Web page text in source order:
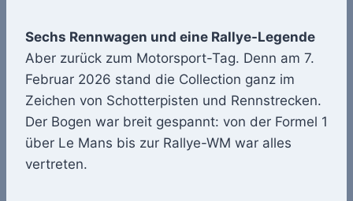
Sechs Rennwagen und eine Rallye-Legende
Aber zurück zum Motorsport-Tag. Denn am 7.
Februar 2026 stand die Collection ganz im
Zeichen von Schotterpisten und Rennstrecken.
Der Bogen war breit gespannt: von der Formel 1
über Le Mans bis zur Rallye-WM war alles
vertreten.